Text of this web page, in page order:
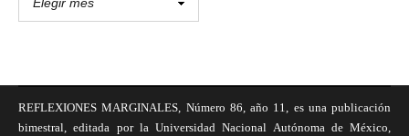
REFLEXIONES MARGINALES, Número 86, año 11, es una publicación
bimestral, editada por la Universidad Nacional Autónoma de México,